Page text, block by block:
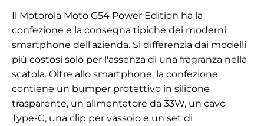
Il Motorola Moto G54 Power Edition ha la
confezione e la consegna tipiche dei moderni
smartphone dell'azienda. Si differenzia dai modelli
più costosi solo per l'assenza di una fragranza nella
scatola. Oltre allo smartphone, la confezione
contiene un bumper protettivo in silicone
trasparente, un alimentatore da 33W, un cavo
Type-C, una clip per vassoio e un set di